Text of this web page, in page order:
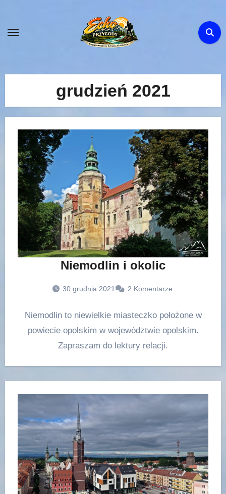
content
grudzień 2021
Niemodlin i okolic
30 grudnia 2021 2 Komentarze
Niemodlin to niewielkie miasteczko położone w
powiecie opolskim w województwie opolskim.
Zapraszam do lektury relacji.